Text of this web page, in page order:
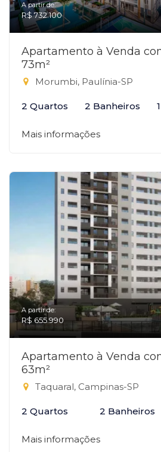
A partir de:
R$ 732.100
Apartamento à Venda
73m²
Morumbi, Paulínia-SP
2 Quartos 2 Banheiros
Mais informações
A partir de:
R$ 655.990
Apartamento à Venda
63m²
Taquaral, Campinas-SP
2 Quartos 2 Banheiros
Mais informações